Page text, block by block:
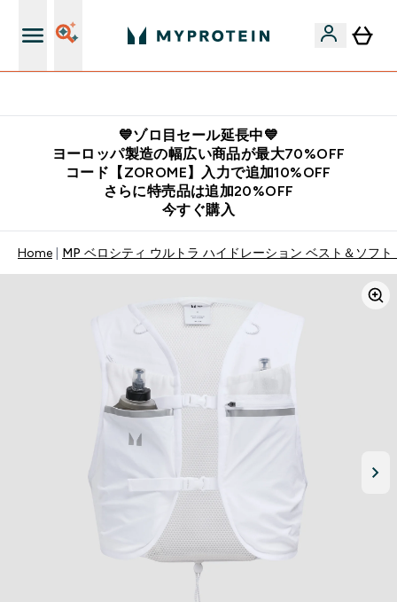
💙ゾロ目セール延長中💙
ヨーロッパ製造の幅広い商品が最大70%OFF
コード【ZOROME】入力で追加10%OFF
さらに特売品は追加20%OFF
今すぐ購入
Home MP ベロシティ ウルトラ ハイドレーション ベスト＆ソフ